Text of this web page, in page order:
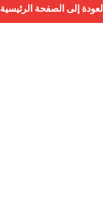
العودة إلى الصفحة الرئيسية